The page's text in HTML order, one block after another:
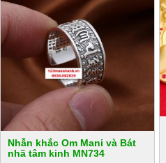
Nhẫn khắc Om Mani và Bát
nhã tâm kinh MN734